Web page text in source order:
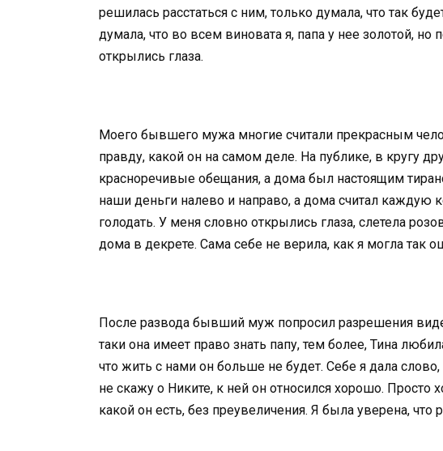
решилась расстаться с ним, только думала, что так
думала, что во всем виновата я, папа у нее золотой, но
открылись глаза.
Моего бывшего мужа многие считали прекрасным
правду, какой он на самом деле. На публике, в кругу
красноречивые обещания, а дома был настоящим
наши деньги налево и направо, а дома считал каждую
голодать. У меня словно открылись глаза, слетела
дома в декрете. Сама себе не верила, как я могла так
После развода бывший муж попросил разрешения
таки она имеет право знать папу, тем более, Тина
что жить с нами он больше не будет. Себе я дала
не скажу о Никите, к ней он относился хорошо. Просто
какой он есть, без преувеличения. Я была уверена, что